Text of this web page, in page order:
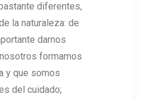
diferentes,
la naturaleza: de
darnos
formamos
y que somos
del cuidado;